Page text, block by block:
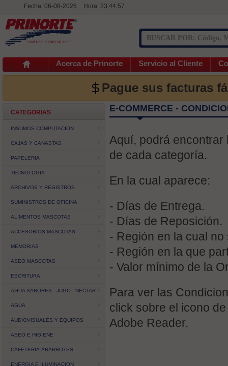
Fecha: 06-08-2026 Hora: 23:44:57
Acerca de Prinorte Servicio al Cliente
Pague sus facturas
CATEGORIAS
INSUMOS COMPUTACION
CAJAS Y CANASTAS
PAPELERIA
TECNOLOGIA
ARCHIVOS Y REGISTROS
SUMINISTROS DE OFICINA
ALIMENTOS MASCOTAS
ACCESORIOS MASCOTAS
MEMORIAS
ASEO MASCOTAS
ESCRITURA
AGUA SABORES - JUGO - NECTAR
AGUA
AUDIOVISUALES Y EQUIPOS
ASEO E HIGIENE
CAFETERIA-ABARROTES
ENERGIA E ILUMINACION
E-COMMERCE -
Aquí, podrá
de cada categoría.
En la cual aparece:
- Días de Entrega.
- Días de Reposición.
- Región en la cual no
- Región en la que
- Valor mínimo de la
Para ver las
click sobre el icono de
Adobe Reader.